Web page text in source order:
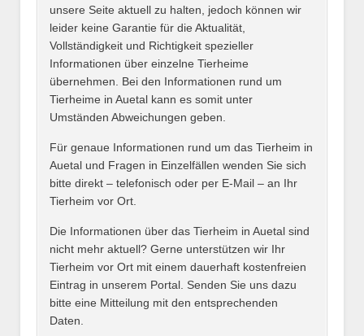
E-Mail*
Name des Tierheims*
unsere Seite aktuell zu halten, jedoch können wir
leider keine Garantie für die Aktualität,
Vollständigkeit und Richtigkeit spezieller
Informationen über einzelne Tierheime
übernehmen. Bei den Informationen rund um
Tierheime in Auetal kann es somit unter
Umständen Abweichungen geben.
Für genaue Informationen rund um das Tierheim in
Auetal und Fragen in Einzelfällen wenden Sie sich
bitte direkt – telefonisch oder per E-Mail – an Ihr
Tierheim vor Ort.
Die Informationen über das Tierheim in Auetal sind
nicht mehr aktuell? Gerne unterstützen wir Ihr
Tierheim vor Ort mit einem dauerhaft kostenfreien
Eintrag in unserem Portal. Senden Sie uns dazu
bitte eine Mitteilung mit den entsprechenden
Daten.